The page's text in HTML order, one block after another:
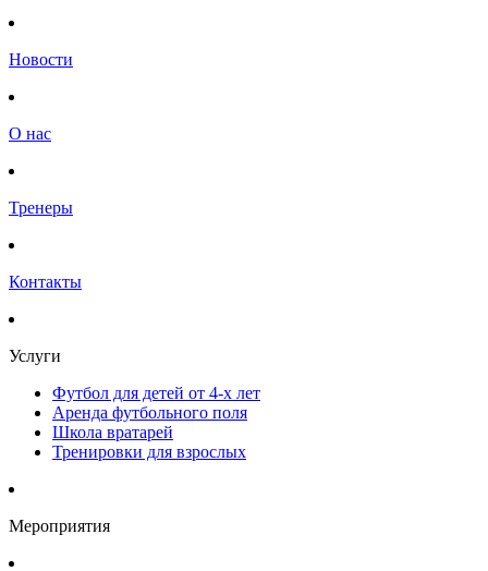
Новости
О нас
Тренеры
Контакты
Услуги
Футбол для детей от 4-х лет
Аренда футбольного поля
Школа вратарей
Тренировки для взрослых
Мероприятия